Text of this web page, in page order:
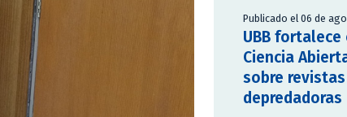
Publicado el 06 de
UBB
Ciencia
sobre
depredadoras